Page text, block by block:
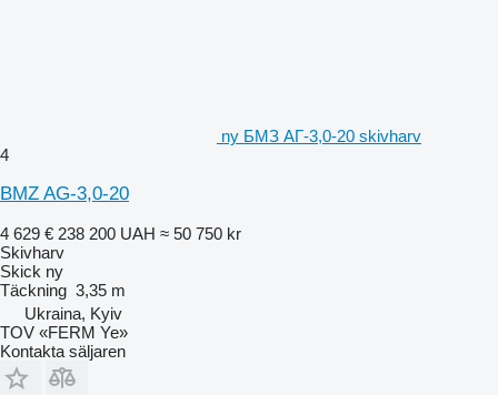
ny БМЗ АГ-3,0-20 skivharv
4
BMZ AG-3,0-20
4 629 € 238 200 UAH ≈ 50 750 kr
Skivharv
Skick ny
Täckning 3,35 m
Ukraina, Kyiv
TOV «FERM Ye»
Kontakta säljaren